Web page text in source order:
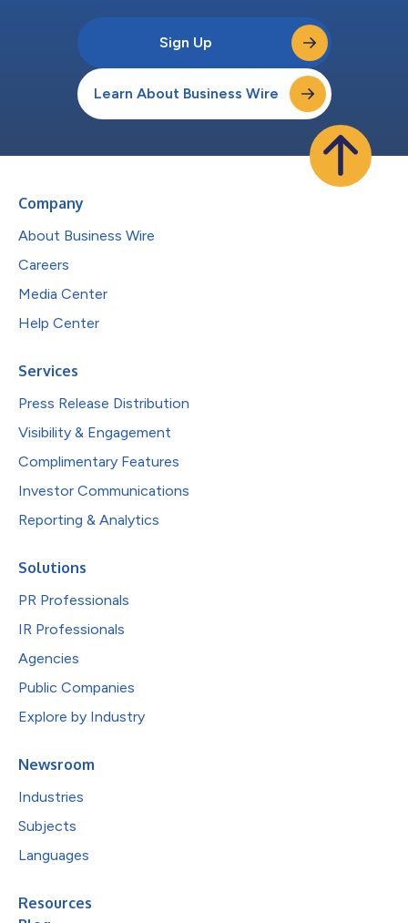
Sign Up
Learn About Business Wire
Company
About Business Wire
Careers
Media Center
Help Center
Services
Press Release Distribution
Visibility & Engagement
Complimentary Features
Investor Communications
Reporting & Analytics
Solutions
PR Professionals
IR Professionals
Agencies
Public Companies
Explore by Industry
Newsroom
Industries
Subjects
Languages
Resources